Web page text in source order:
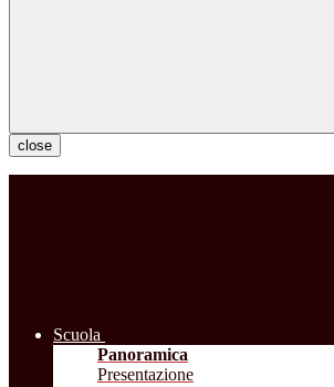
close
Scuola
Panoramica
Presentazione